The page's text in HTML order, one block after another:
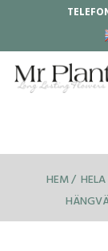
HEM